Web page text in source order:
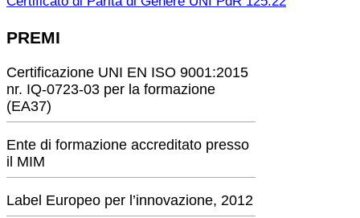
PREMI
Certificazione UNI EN ISO 9001:2015
nr. IQ-0723-03 per la formazione
(EA37)
Ente di formazione accreditato presso
il MIM
Label Europeo per l’innovazione, 2012